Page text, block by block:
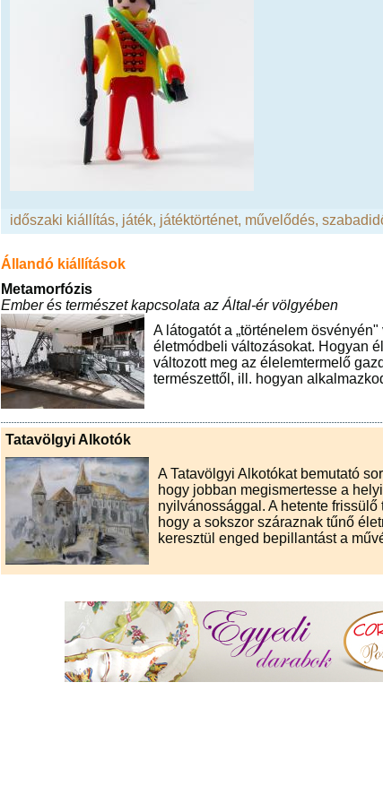
időszaki kiállítás, játék, játéktörténet, művelődés,
Állandó kiállítások
Metamorfózis
Ember és természet kapcsolata az Által-ér völgyében
A látogatót a „történelem
életmódbeli változásokat. Hogyan
változott meg az élelemtermelő
természettől, ill. hogyan
Tatavölgyi Alkotók
A Tatavölgyi Alkotókat bemutató
hogy jobban megismertesse a
nyilvánossággal. A hetente
hogy a sokszor száraznak tűnő
keresztül enged bepillantást a